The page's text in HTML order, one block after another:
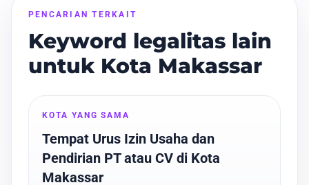
PENCARIAN TERKAIT
Keyword legalitas lain
untuk Kota Makassar
KOTA YANG SAMA
Tempat Urus Izin Usaha dan
Pendirian PT atau CV di Kota
Makassar